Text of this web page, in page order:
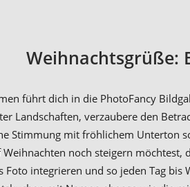
Weihnachtsgrüße:
führt dich in die PhotoFancy
Landschaften, verzaubere den
Stimmung mit fröhlichem Unterton
noch steigern möchtest,
integrieren und so jeden Tag